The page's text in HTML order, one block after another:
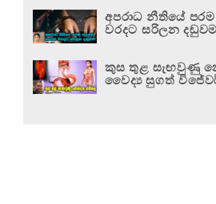
අපරාධ නීතියේ
වරදට සරිලන දඬුවම
කුස තුළ සැඟවුණු
වෛද්‍ය සුගත්